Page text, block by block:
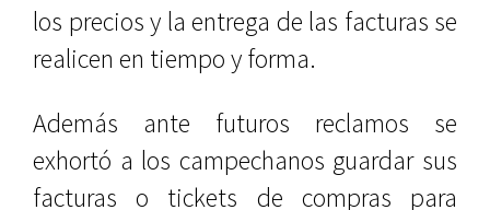
los precios y la entrega de las facturas se
realicen en tiempo y forma.
Además ante futuros reclamos se
exhortó a los campechanos guardar sus
facturas o tickets de compras para